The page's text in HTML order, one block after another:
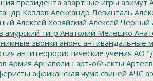
Козлов Александр Левинталь
Алексей Хозяйский Алексей Черный
амурский тигр Анатолий Мелешко
звонки анонс антивандальные
антитеррористические учения АО
Армия Арнаполин арт-объекты Артеев
африканская чума свиней АЧС